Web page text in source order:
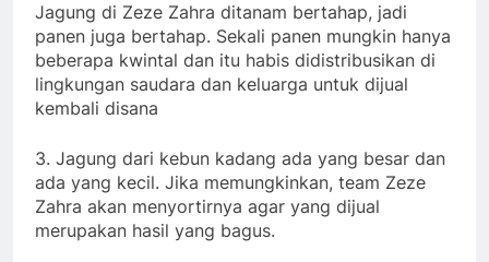
Jagung di Zeze Zahra ditanam bertahap, jadi
panen juga bertahap. Sekali panen mungkin hanya
beberapa kwintal dan itu habis didistribusikan di
lingkungan saudara dan keluarga untuk dijual
kembali disana
3. Jagung dari kebun kadang ada yang besar dan
ada yang kecil. Jika memungkinkan, team Zeze
Zahra akan menyortirnya agar yang dijual
merupakan hasil yang bagus.